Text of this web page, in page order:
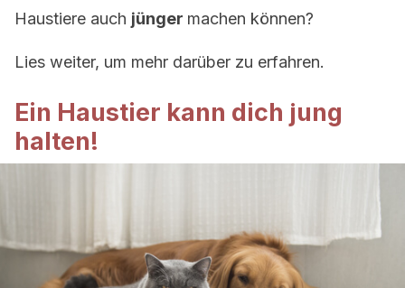
Haustiere auch jünger machen können?
Lies weiter, um mehr darüber zu erfahren.
Ein Haustier kann dich jung
halten!